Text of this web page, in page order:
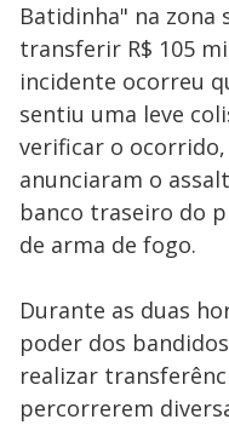
Batidinha" na zona
transferir R$ 105
incidente ocorreu
sentiu uma leve
verificar o
anunciaram o
banco traseiro do
de arma de fogo.
Durante as duas
poder dos
realizar
percorrerem